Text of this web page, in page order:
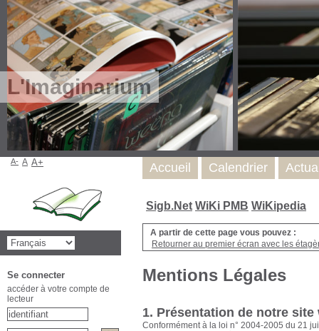
L'Imaginarium
Sigb.Net WiKi PMB WiKipedia
A partir de cette page vous pouvez :
Retourner au premier écran avec les
Mentions Légales
1. Présentation de notre site
Conformément à la loi n° 2004-2005 du 21
Accueil Calendrier
A- A A+
Se connecter
accéder à votre compte de
lecteur